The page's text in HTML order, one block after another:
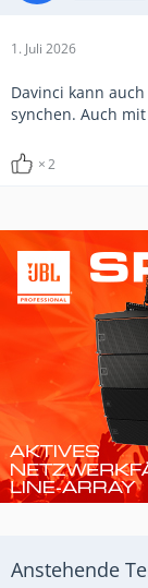
1. Juli 2026
Davinci kann
synchen. Auch
2
Anstehende